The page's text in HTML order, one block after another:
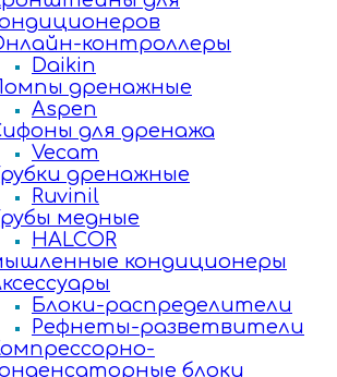
контроллеры
Daikin
дренажные
Aspen
для дренажа
Vecam
дренажные
Ruvinil
медные
HALCOR
кондиционеры
Блоки-распределители
Рефнеты-разветвители
блоки